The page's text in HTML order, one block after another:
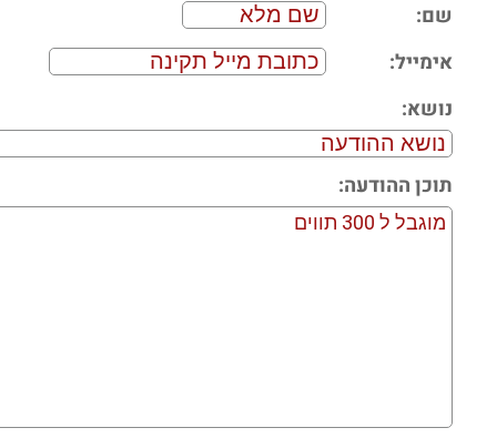
שם:
אימייל:
נושא:
תוכן ההודעה: